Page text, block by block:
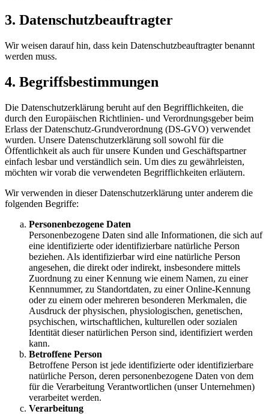
3. Datenschutzbeauftragter
Wir weisen darauf hin, dass kein Datenschutzbeauftragter benannt
werden muss.
4. Begriffsbestimmungen
Die Datenschutzerklärung beruht auf den Begrifflichkeiten, die
durch den Europäischen Richtlinien- und Verordnungsgeber beim
Erlass der Datenschutz-Grundverordnung (DS-GVO) verwendet
wurden. Unsere Datenschutzerklärung soll sowohl für die
Öffentlichkeit als auch für unsere Kunden und Geschäftspartner
einfach lesbar und verständlich sein. Um dies zu gewährleisten,
möchten wir vorab die verwendeten Begrifflichkeiten erläutern.
Wir verwenden in dieser Datenschutzerklärung unter anderem die
folgenden Begriffe:
Personenbezogene Daten
Personenbezogene Daten sind alle Informationen, die sich auf
eine identifizierte oder identifizierbare natürliche Person
beziehen. Als identifizierbar wird eine natürliche Person
angesehen, die direkt oder indirekt, insbesondere mittels
Zuordnung zu einer Kennung wie einem Namen, zu einer
Kennnummer, zu Standortdaten, zu einer Online-Kennung
oder zu einem oder mehreren besonderen Merkmalen, die
Ausdruck der physischen, physiologischen, genetischen,
psychischen, wirtschaftlichen, kulturellen oder sozialen
Identität dieser natürlichen Person sind, identifiziert werden
kann.
Betroffene Person
Betroffene Person ist jede identifizierte oder identifizierbare
natürliche Person, deren personenbezogene Daten von dem
für die Verarbeitung Verantwortlichen (unser Unternehmen)
verarbeitet werden.
Verarbeitung